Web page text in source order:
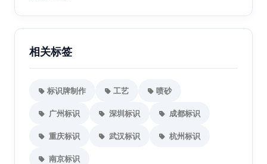
相关标签
标识牌制作 工艺 喷砂
广州标识 深圳标识 成都标识
重庆标识 武汉标识 杭州标识
南京标识